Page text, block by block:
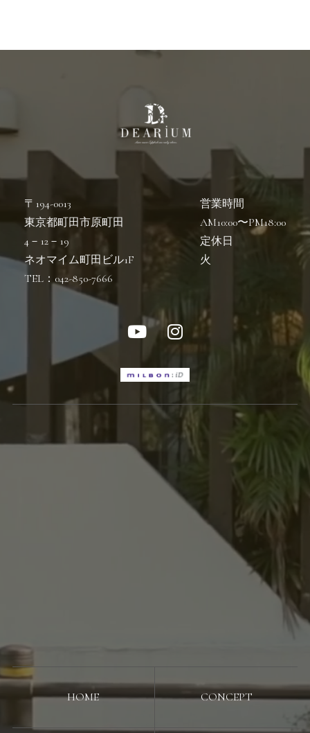
〒194-0013
東京都町田市原町田
4－12－19
ネオマイム町田ビル1F
TEL：042-850-7666
営業時間
AM10:00〜PM18:00
定休日
火
HOME CONCEPT